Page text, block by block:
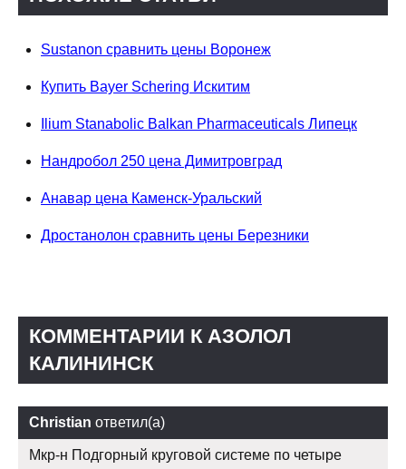
Sustanon сравнить цены Воронеж
Купить Bayer Schering Искитим
Ilium Stanabolic Balkan Pharmaceuticals Липецк
Нандробол 250 цена Димитровград
Анавар цена Каменск-Уральский
Дростанолон сравнить цены Березники
КОММЕНТАРИИ К АЗОЛОЛ
КАЛИНИНСК
Christian ответил(а)
Мкр-н Подгорный круговой системе по четыре